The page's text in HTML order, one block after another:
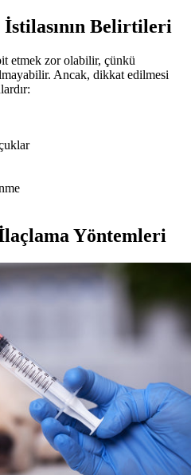
Belirtileri
etmek zor olabilir, çünkü
Ancak, dikkat edilmesi
Yöntemleri